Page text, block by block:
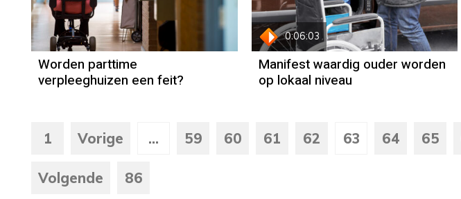
Worden parttime
verpleeghuizen een feit?
0:06:03
Manifest waardig ouder worden
op lokaal niveau
1 Vorige ... 59 60 61 62 63 64 65
Volgende 86